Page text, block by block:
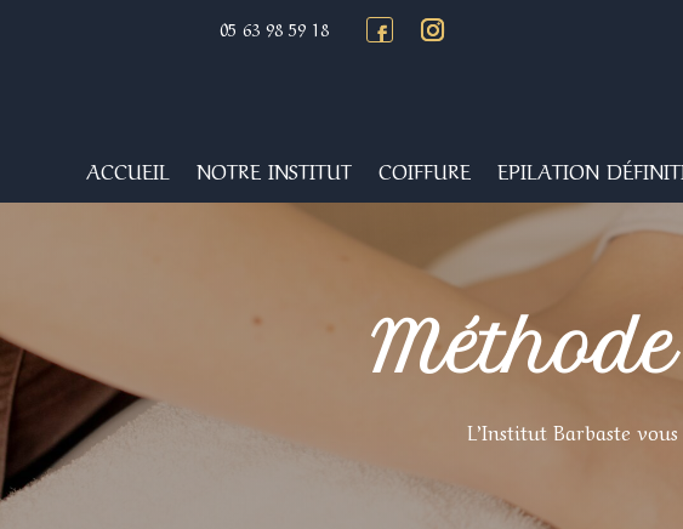
05 63 98 59 18
ACCUEIL NOTRE INSTITUT COIFFURE EPILATION
L’Institut Barbaste